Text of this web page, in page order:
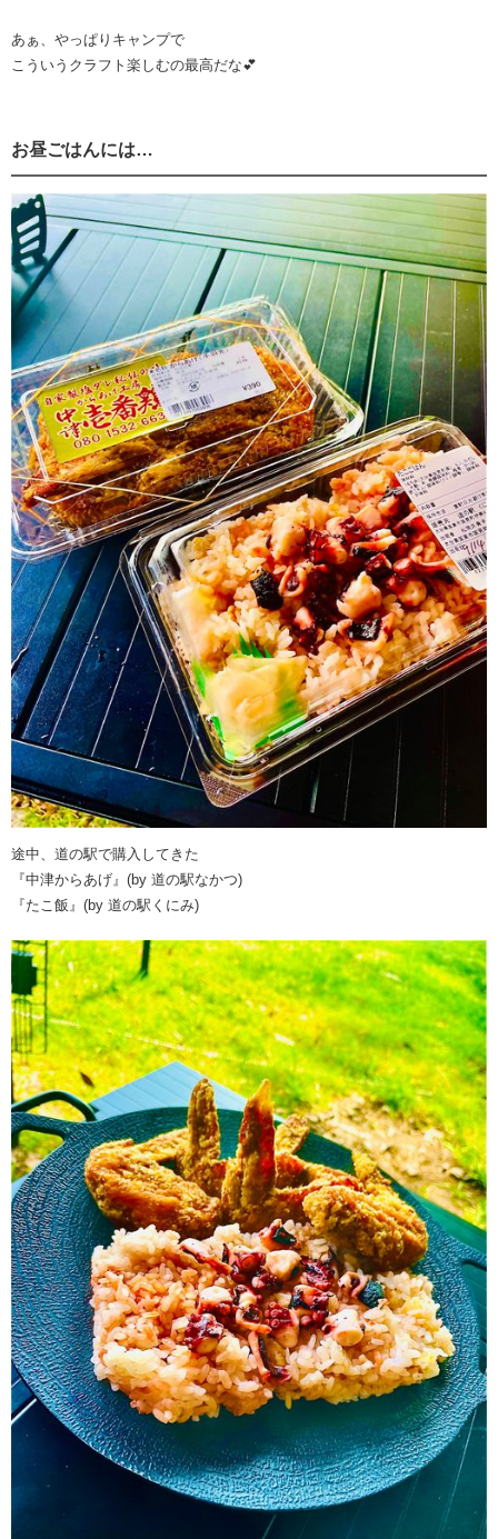
あぁ、やっぱりキャンプで
こういうクラフト楽しむの最高だな💕
お昼ごはんには…
途中、道の駅で購入してきた
『中津からあげ』(by 道の駅なかつ)
『たこ飯』(by 道の駅くにみ)